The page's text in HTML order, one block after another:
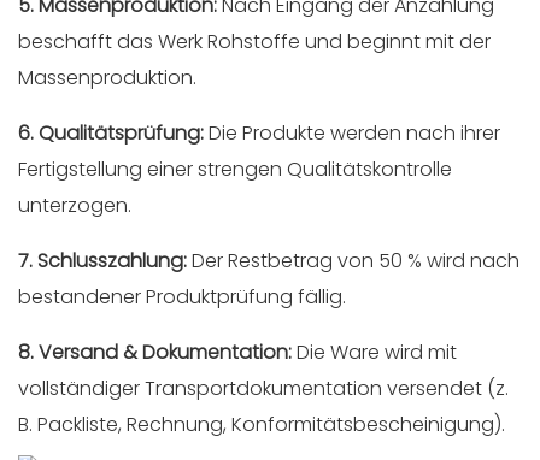
5. Massenproduktion:Nach Eingang der Anzahlung
beschafft das Werk Rohstoffe und beginnt mit der
Massenproduktion.
6. Qualitätsprüfung:Die Produkte werden nach ihrer
Fertigstellung einer strengen Qualitätskontrolle
unterzogen.
7. Schlusszahlung:Der Restbetrag von 50 % wird nach
bestandener Produktprüfung fällig.
8. Versand & Dokumentation:Die Ware wird mit
vollständiger Transportdokumentation versendet (z.
B. Packliste, Rechnung, Konformitätsbescheinigung).